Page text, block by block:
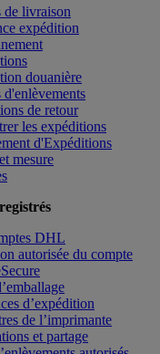
de livraison
expédition
douanière
de retour
les expéditions
d'Expéditions
mesure
DHL
autorisée du compte
d’expédition
de l’imprimante
et partage